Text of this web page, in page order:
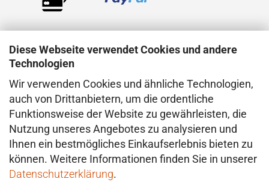
Diese Webseite verwendet Cookies und andere
Technologien
Wir verwenden Cookies und ähnliche Technologien,
auch von Drittanbietern, um die ordentliche
Funktionsweise der Website zu gewährleisten, die
Nutzung unseres Angebotes zu analysieren und
Ihnen ein bestmögliches Einkaufserlebnis bieten zu
können. Weitere Informationen finden Sie in unserer
Datenschutzerklärung.
VERSAND
Der Versand erfolgt direkt aus dem Atelier in
Konstanz (Deutschland), in der Regel mit
DHL. Bei besonderen Anforderungen –
insbesondere im Hinblick auf den Wert oder